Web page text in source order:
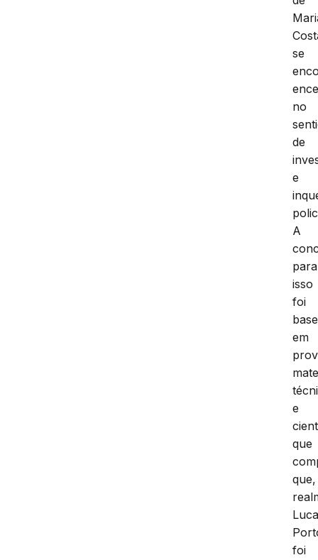
se
no
de
e
A
para
isso
foi
em
e
que
que,
foi